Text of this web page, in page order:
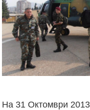
На 31 Октомври